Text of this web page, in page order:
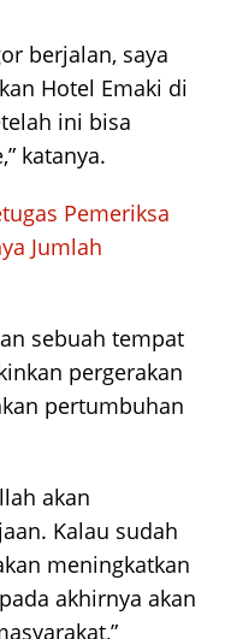
berjalan, saya
Hotel Emaki di
ini bisa
katanya.
Pemeriksa
Jumlah
sebuah tempat
pergerakan
pertumbuhan
akan
Kalau sudah
meningkatkan
akhirnya akan